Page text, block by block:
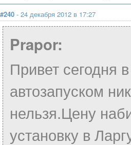
#240 - 24 декабря 2012 в 17:27
Prapor:
Привет сегодня
автозапуском
нельзя.Цену
установку в